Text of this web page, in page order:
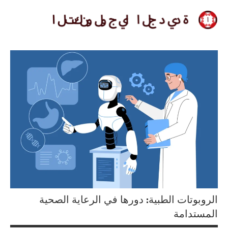
الجديدة
الروبوتات الطبية: دورها في الرعاية الصحية
المستدامة